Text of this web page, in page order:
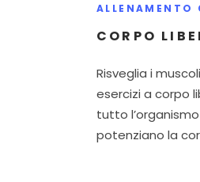
ALLENAMENTO
CORPO
Risveglia i
esercizi a corpo
tutto
potenziano la